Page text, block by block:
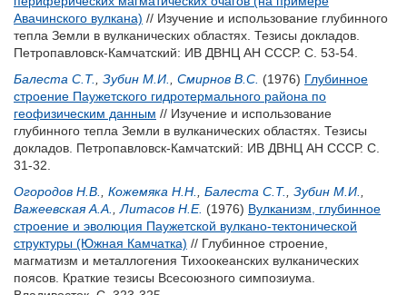
Авачинского вулкана) // Изучение и использование глубинного
тепла Земли в вулканических областях. Тезисы докладов.
Петропавловск-Камчатский: ИВ ДВНЦ АН СССР. С. 53-54.
Балеста С.Т.
Зубин М.И. Смирнов В.С. (1976) Глубинное
строение Паужетского гидротермального района по
геофизическим данным // Изучение и использование
глубинного тепла Земли в вулканических областях. Тезисы
докладов. Петропавловск-Камчатский: ИВ ДВНЦ АН СССР. С.
31-32.
Огородов Н.В.
Кожемяка Н.Н. Балеста С.Т. Зубин М.И.
Важеевская А.А.
Литасов Н.Е. (1976) Вулканизм, глубинное
строение и эволюция Паужетской вулкано-тектонической
структуры (Южная Камчатка) // Глубинное строение,
магматизм и металлогения Тихоокеанских вулканических
поясов. Краткие тезисы Всесоюзного симпозиума.